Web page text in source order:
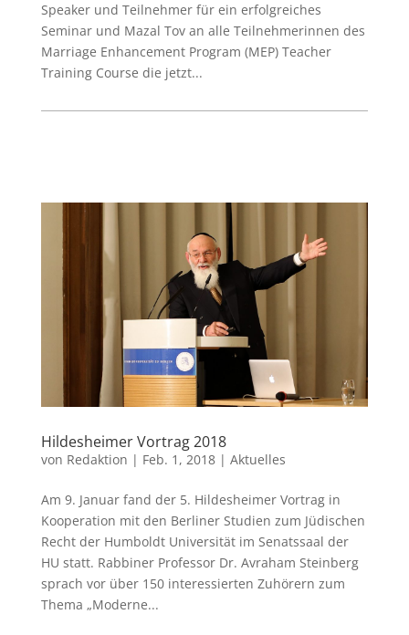
Speaker und Teilnehmer für ein erfolgreiches
Seminar und Mazal Tov an alle Teilnehmerinnen des
Marriage Enhancement Program (MEP) Teacher
Training Course die jetzt...
Hildesheimer Vortrag 2018
von Redaktion | Feb. 1, 2018| Aktuelles
Am 9. Januar fand der 5. Hildesheimer Vortrag in
Kooperation mit den Berliner Studien zum Jüdischen
Recht der Humboldt Universität im Senatssaal der
HU statt. Rabbiner Professor Dr. Avraham Steinberg
sprach vor über 150 interessierten Zuhörern zum
Thema „Moderne...